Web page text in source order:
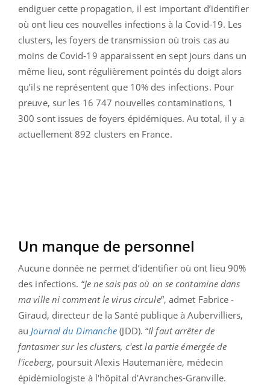
endiguer cette propagation, il est important d’identifier
où ont lieu ces nouvelles infections à la Covid-19. Les
clusters, les foyers de transmission où trois cas au
moins de Covid-19 apparaissent en sept jours dans un
même lieu, sont régulièrement pointés du doigt alors
qu’ils ne représentent que 10% des infections. Pour
preuve, sur les 16 747 nouvelles contaminations, 1
300 sont issues de foyers épidémiques. Au total, il y a
actuellement 892 clusters en France.
Un manque de personnel
Aucune donnée ne permet d’identifier où ont lieu 90%
des infections. “Je ne sais pas où on se contamine dans
ma ville ni comment le virus circule”, admet ­Fabrice ­
Giraud, directeur de la Santé publique à Aubervilliers,
auJournal du Dimanche (JDD). “Il faut arrêter de
fantasmer sur les clusters, c'est la partie émergée de
l'iceberg, poursuit ­Alexis ­Hautemanière, médecin
épidémiologiste à l'hôpital d'Avranches-Granville.